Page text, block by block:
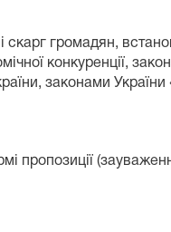
скарг громадян,
конкуренції,
законами України
пропозиції